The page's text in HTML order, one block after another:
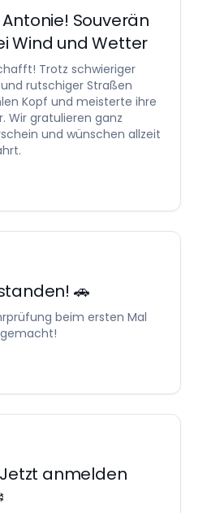
Souverän
Wind und Wetter
Trotz schwieriger
rutschiger Straßen
Kopf und meisterte ihre
Wir gratulieren ganz
und wünschen allzeit
🚗
beim ersten Mal
anmelden